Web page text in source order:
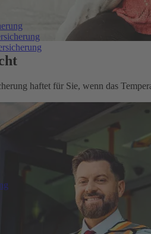
haftet für Sie, wenn das